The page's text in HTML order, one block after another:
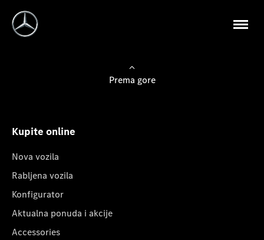
Prema gore
Kupite online
Nova vozila
Rabljena vozila
Konfigurator
Aktualna ponuda i akcije
Accessories